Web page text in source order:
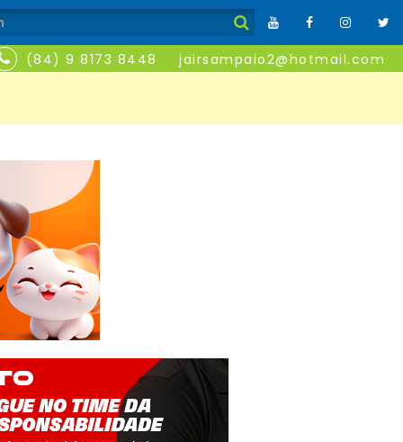
(84) 9 8173 8448 jairsampaio2@hotmail.com